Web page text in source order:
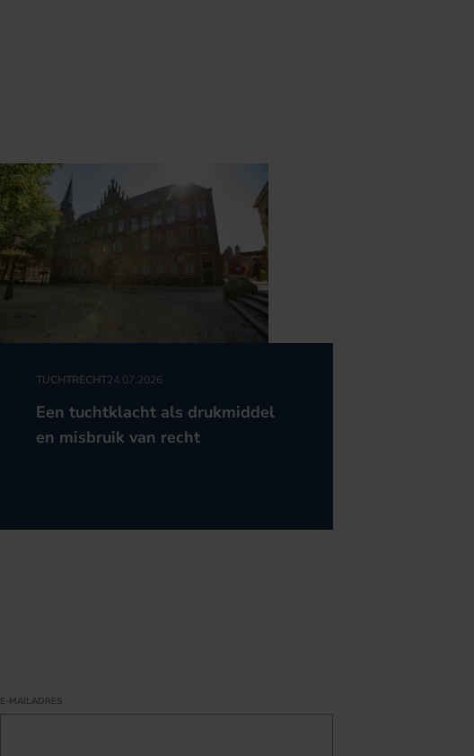
TUCHTRECHT24.07.2026
Een tuchtklacht als drukmiddel
en misbruik van recht
E-MAILADRES